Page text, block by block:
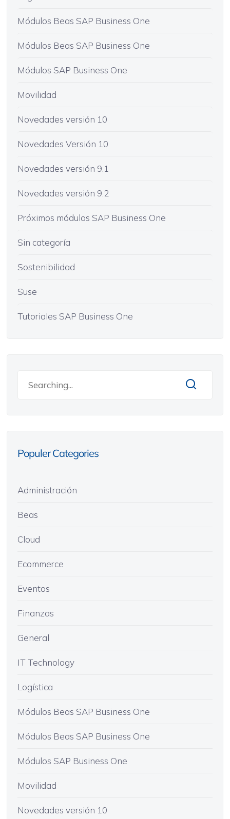
Módulos Beas SAP Business One
Módulos Beas SAP Business One
Módulos SAP Business One
Movilidad
Novedades versión 10
Novedades Versión 10
Novedades versión 9.1
Novedades versión 9.2
Próximos módulos SAP Business One
Sin categoría
Sostenibilidad
Suse
Tutoriales SAP Business One
Populer Categories
Administración
Beas
Cloud
Ecommerce
Eventos
Finanzas
General
IT Technology
Logística
Módulos Beas SAP Business One
Módulos Beas SAP Business One
Módulos SAP Business One
Movilidad
Novedades versión 10